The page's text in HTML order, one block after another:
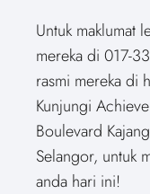
Untuk maklumat
mereka di 017-
rasmi mereka di
Kunjungi
Boulevard
Selangor, untuk
anda hari ini!